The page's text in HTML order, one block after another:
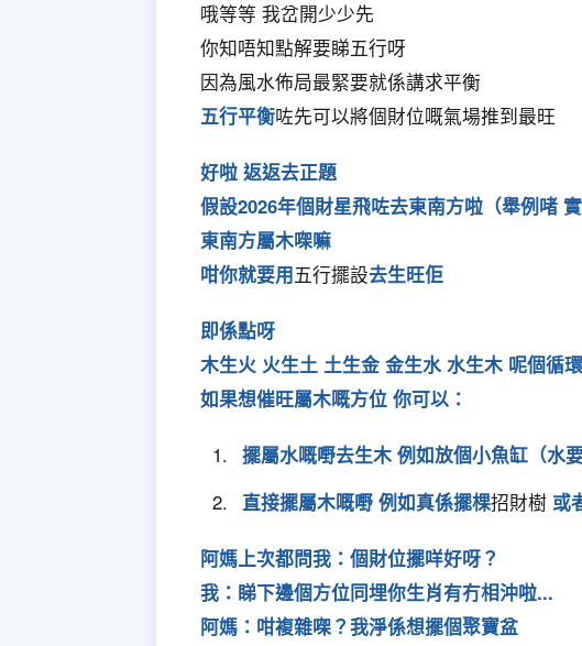
哦等等 我岔開少少先
你知唔知點解要睇五行呀
因為風水佈局最緊要就係講求平衡
五行平衡咗先可以將個財位嘅氣場推到最旺
好啦 返返去正題
假設2026年個財星飛咗去東南方啦（舉例啫
東南方屬木㗎嘛
咁你就要用五行擺設去生旺佢
即係點呀
木生火 火生土 土生金 金生水 水生木 呢個循
如果想催旺屬木嘅方位 你可以：
擺屬水嘅嘢去生木 例如放個小魚缸（水
直接擺屬木嘅嘢 例如真係擺棵招財樹 或
阿媽上次都問我：個財位擺咩好呀？
我：睇下邊個方位同埋你生肖有冇相沖啦...
阿媽：咁複雜㗎？我淨係想擺個聚寶盆